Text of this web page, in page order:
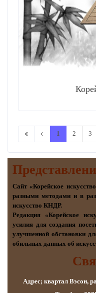
1 2 3
Сайт «Корейское
разными методами и в
искусство КНДР.
Редакция «Корейское
усилия для создания
улучшенной обстановки
обильных данных об
Адрес; квартал Вэсон,